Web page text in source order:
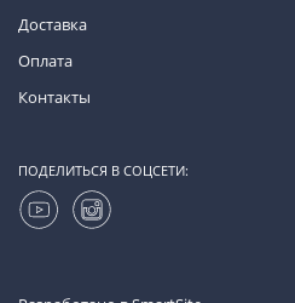
Доставка
Оплата
Контакты
ПОДЕЛИТЬСЯ В СОЦСЕТИ: